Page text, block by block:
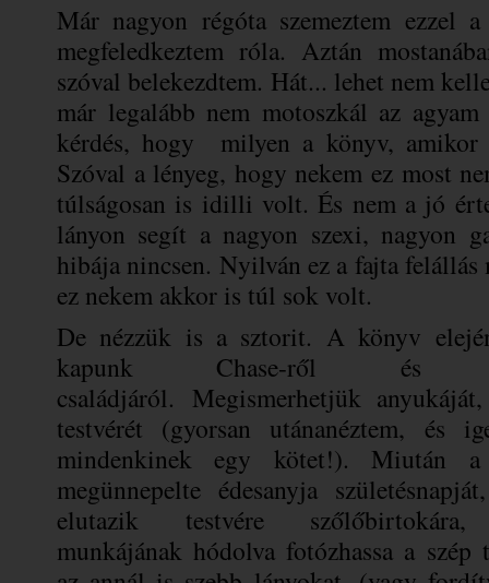
Már nagyon régóta szemeztem ezzel
megfeledkeztem róla. Aztán
szóval belekezdtem. Hát... lehet nem
már legalább nem motoszkál az
kérdés, hogy milyen a könyv, amikor
Szóval a lényeg, hogy nekem ez most
túlságosan is idilli volt. És nem a jó
lányon segít a nagyon szexi, nagyon
hibája nincsen. Nyilván ez a fajta
ez nekem akkor is túl sok volt.
De nézzük is a sztorit. A könyv
kapunk Chase-ről és
családjáról. Megismerhetjük
testvérét (gyorsan utánanéztem, és
mindenkinek egy kötet!). Miután a
megünnepelte édesanyja
elutazik testvére
munkájának hódolva fotózhassa a szép